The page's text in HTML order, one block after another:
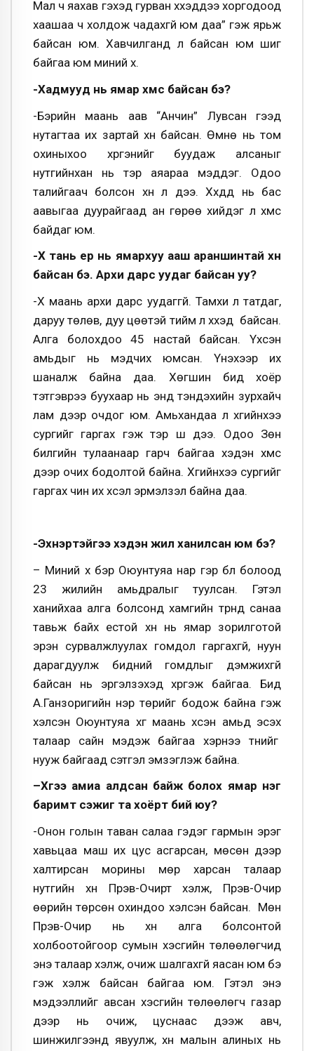
Мал ч яахав гэхэд гурван хүүхэддээ хоргодоод
хаашаа ч холдож чадахгүй юм даа” гэж ярьж
байсан юм. Хавчилганд л байсан юм шиг
байгаа юм миний хүү.
-Хадмууд нь ямар хүмүүс байсан бэ?
-Бэрийн маань аав “Анчин” Лувсан гээд
нутагтаа их зартай хүн байсан. Өмнө нь том
охиныхоо хүргэнийг буудаж алсаныг
нутгийнхан нь тэр аяараа мэддэг. Одоо
талийгаач болсон хүн л дээ. Хүүхдүүд нь бас
аавыгаа дуурайгаад ан гөрөө хийдэг л хүмүүс
байдаг юм.
-Хүү тань ер нь ямархуу ааш араншинтай хүн
байсан бэ. Архи дарс уудаг байсан уу?
-Хүү маань архи дарс уудаггүй. Тамхи л татдаг,
даруу төлөв, дуу цөөтэй тийм л хүүхэд байсан.
Алга болохдоо 45 настай байсан. Үхсэн
амьдыг нь мэдчих юмсан. Үнэхээр их
шаналж байна даа. Хөгшин бид хоёр
тэтгэврээ буухаар нь энд тэндэхийн зурхайч
лам дээр очдог юм. Амьхандаа л хүүгийнхээ
сургийг гаргах гэж тэр шүү дээ. Одоо Зөн
билгийн тулаанаар гарч байгаа хэдэн хүмүүс
дээр очих бодолтой байна. Хүүгийнхээ сургийг
гаргах чин их хүсэл эрмэлзэл байна даа.
-Эхнэртэйгээ хэдэн жил ханилсан юм бэ?
– Миний хүү бэр Оюунтуяа нар гэр бүл болоод
23 жилийн амьдралыг туулсан. Гэтэл
ханийхаа алга болсонд хамгийн түрүүнд санаа
тавьж байх естой хүн нь ямар зорилготой
эрэн сурвалжлуулах гомдол гаргахгүй, нуун
дарагдуулж бидний гомдлыг дэмжихгүй
байсан нь эргэлзэхэд хүргэж байгаа. Бид
А.Ганзоригийн нэр төрийг бодож байна гэж
хэлсэн Оюунтуяа хүүг маань үхсэн амьд эсэх
талаар сайн мэдэж байгаа хэрнээ түүнийг
нууж байгаад сэтгэл эмзэглэж байна.
–Хүүгээ амиа алдсан байж болох ямар нэг
баримт сэжиг та хоёрт бий юу?
-Онон голын таван салаа гэдэг гармын эрэг
хавьцаа маш их цус асгарсан, мөсөн дээр
халтирсан морины мөр харсан талаар
нутгийн хүн Пүрэв-Очирт хэлж, Пүрэв-Очир
өөрийн төрсөн охиндоо хэлсэн байсан. Мөн
Пүрэв-Очир нь хүн алга болсонтой
холбоотойгоор сумын хэсгийн төлөөлөгчид
энэ талаар хэлж, очиж шалгахгүй яасан юм бэ
гэж хэлж байсан байгаа юм. Гэтэл энэ
мэдээллийг авсан хэсгийн төлөөлөгч газар
дээр нь очиж, цуснаас дээж авч,
шинжилгээнд явуулж, хүн малын алиных нь